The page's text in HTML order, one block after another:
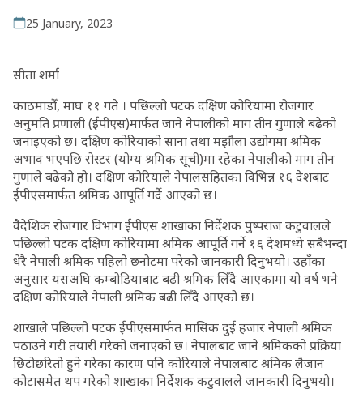
25 January, 2023
सीता शर्मा
काठमाडौँ, माघ ११ गते । पछिल्लो पटक दक्षिण कोरियामा रोजगार
अनुमति प्रणाली (ईपीएस)मार्फत जाने नेपालीको माग तीन गुणाले बढेको
जनाइएको छ। दक्षिण कोरियाको साना तथा मझौला उद्योगमा श्रमिक
अभाव भएपछि रोस्टर (योग्य श्रमिक सूची)मा रहेका नेपालीको माग तीन
गुणाले बढेको हो। दक्षिण कोरियाले नेपालसहितका विभिन्न १६ देशबाट
ईपीएसमार्फत श्रमिक आपूर्ति गर्दै आएको छ।
वैदेशिक रोजगार विभाग ईपीएस शाखाका निर्देशक पुष्पराज कटुवालले
पछिल्लो पटक दक्षिण कोरियामा श्रमिक आपूर्ति गर्ने १६ देशमध्ये सबैभन्दा
धेरै नेपाली श्रमिक पहिलो छनोटमा परेको जानकारी दिनुभयो। उहाँका
अनुसार यसअघि कम्बोडियाबाट बढी श्रमिक लिँदै आएकामा यो वर्ष भने
दक्षिण कोरियाले नेपाली श्रमिक बढी लिँदै आएको छ।
शाखाले पछिल्लो पटक ईपीएसमार्फत मासिक दुई हजार नेपाली श्रमिक
पठाउने गरी तयारी गरेको जनाएको छ। नेपालबाट जाने श्रमिकको प्रक्रिया
छिटोछरितो हुने गरेका कारण पनि कोरियाले नेपालबाट श्रमिक लैजान
कोटासमेत थप गरेको शाखाका निर्देशक कटुवालले जानकारी दिनुभयो।